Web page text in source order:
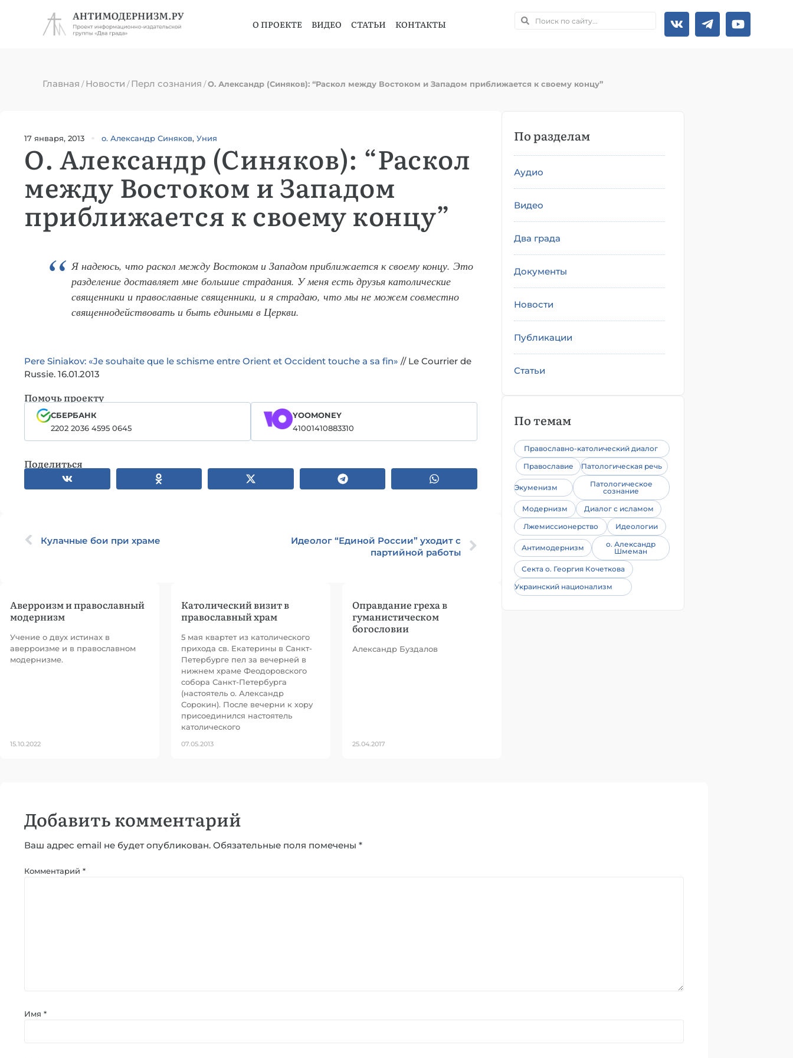
О ПРОЕКТЕ ВИДЕО СТАТЬИ КОНТАКТЫ
Главная /Новости /Перл сознания /О. Александр (Синяков): “Раскол между Востоком и Западом приближается к своему концу”
17 января, 2013 о. Александр Синяков, Уния
О. Александр (Синяков): “Раскол
между Востоком и Западом
приближается к своему концу”
Я надеюсь, что раскол между Востоком и Западом приближается к своему концу. Это
разделение доставляет мне большие страдания. У меня есть друзья католические
священники и православные священники, и я страдаю, что мы не можем совместно
священнодействовать и быть едиными в Церкви.
Pere Siniakov: «Je souhaite que le schisme entre Orient et Occident touche a sa fin» // Le Courrier de
Russie. 16.01.2013
Помочь проекту
СБЕРБАНК
2202 2036 4595 0645
YOOMONEY
41001410883310
Поделиться
Кулачные бои при храме
Идеолог “Единой России” уходит с
партийной работы
Аверроизм и православный
модернизм
Учение о двух истинах в
аверроизме и в православном
модернизме.
15.10.2022
Католический визит в
православный храм
5 мая квартет из католического
прихода св. Екатерины в Санкт-
Петербурге пел за вечерней в
нижнем храме Феодоровского
собора Санкт-Петербурга
(настоятель о. Александр
Сорокин). После вечерни к хору
присоединился настоятель
католического
07.05.2013
Оправдание греха в
гуманистическом
богословии
Александр Буздалов
25.04.2017
По разделам
Аудио
Видео
Два града
Документы
Новости
Публикации
Статьи
По темам
Православно-католический диалог
Православие
Патологическая речь
Экуменизм
Патологическое
сознание
Модернизм
Диалог с исламом
Лжемиссионерство
Идеологии
Антимодернизм
о. Александр
Шмеман
Секта о. Георгия Кочеткова
Украинский национализм
Добавить комментарий
Ваш адрес email не будет опубликован. Обязательные поля помечены *
Комментарий *
Имя *